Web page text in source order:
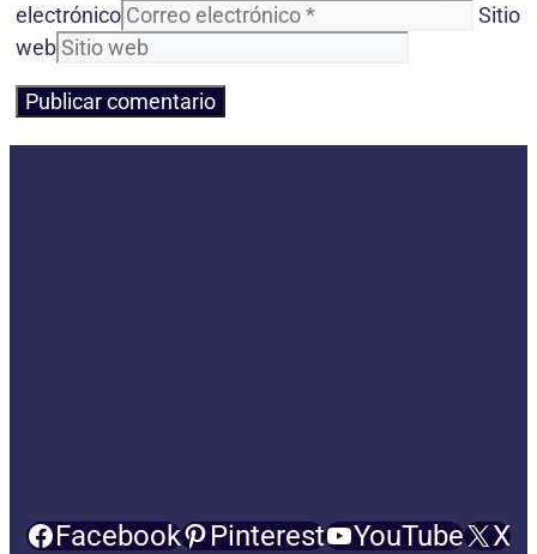
electrónico
Sitio
web
Facebook Pinterest YouTube X